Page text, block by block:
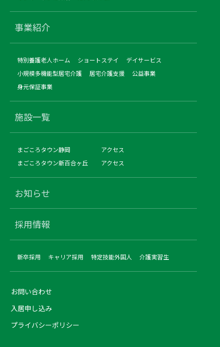
事業紹介
特別養護老人ホーム ショートステイ
デイサービス
小規模多機能型居宅介護
居宅介護支援
公益事業
身元保証事業
施設一覧
まごころタウン静岡
アクセス
まごころタウン新百合ヶ丘
アクセス
お知らせ
採用情報
新卒採用 キャリア採用 特定技能外国人 介護実習生
お問い合わせ
入居申し込み
プライバシーポリシー